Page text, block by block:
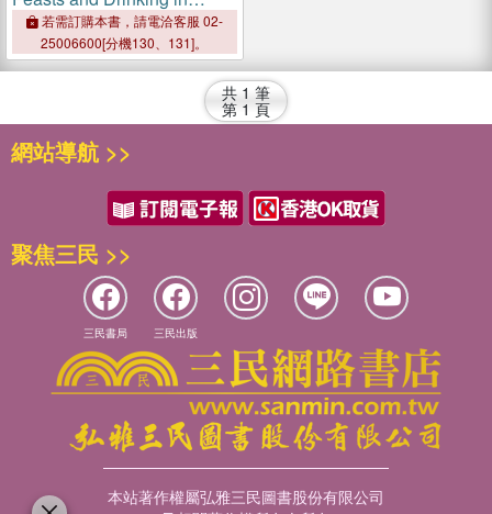
History
若需訂購本書，請電洽客服 02-
25006600[分機130、131]。
共 1 筆
第 1 頁
網站導航 >>
聚焦三民 >>
三民書局 三民出版
本站著作權屬弘雅三民圖書股份有限公司